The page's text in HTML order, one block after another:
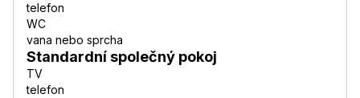
telefon
WC
vana nebo sprcha
Standardní společný pokoj
TV
telefon